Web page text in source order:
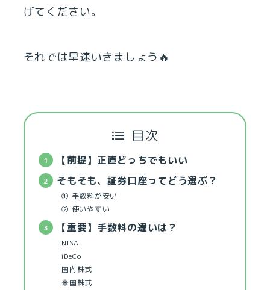
げてください。
それでは早速いきましょう🔥
目次
【前提】正直どっちでもいい
そもそも、証券口座ってどう選ぶ？
① 手数料が安い
② 使いやすい
【重要】手数料の違いは？
NISA
iDeCo
国内株式
米国株式